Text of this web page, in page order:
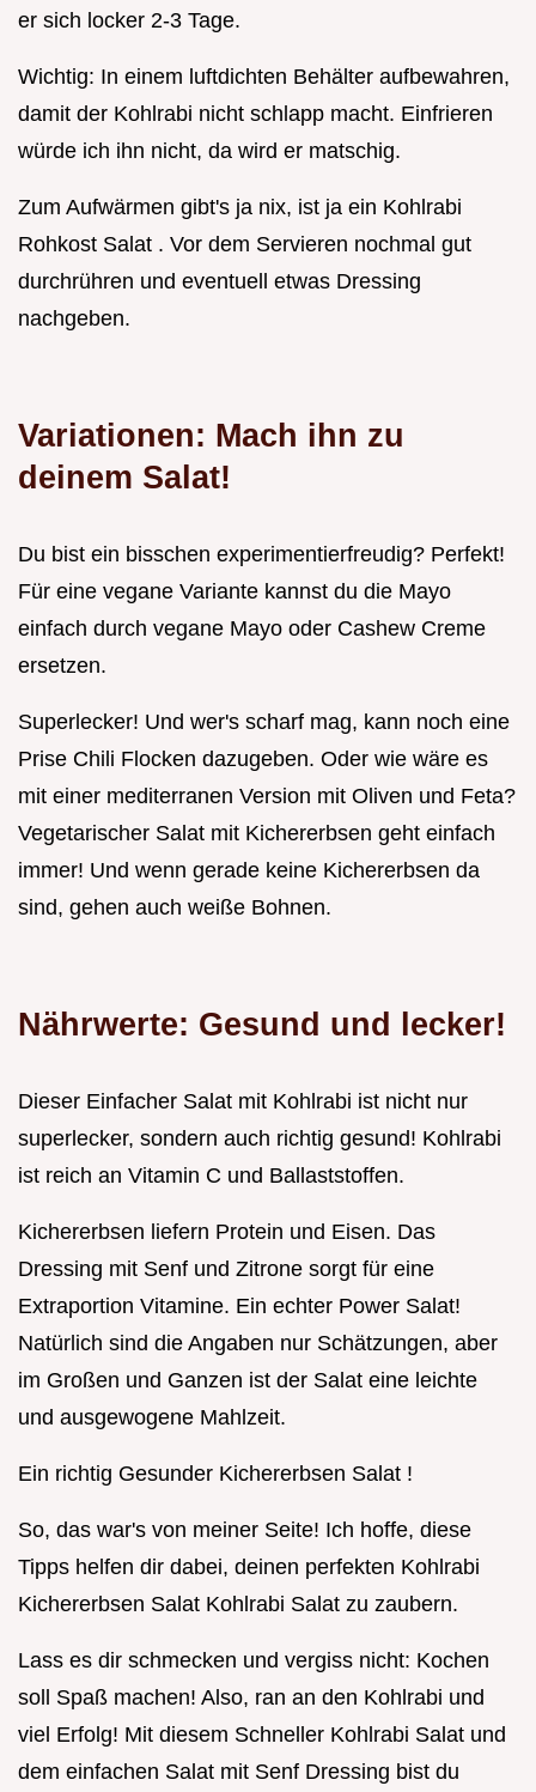
er sich locker 2-3 Tage.
Wichtig: In einem luftdichten Behälter aufbewahren,
damit der Kohlrabi nicht schlapp macht. Einfrieren
würde ich ihn nicht, da wird er matschig.
Zum Aufwärmen gibt's ja nix, ist ja ein Kohlrabi
Rohkost Salat . Vor dem Servieren nochmal gut
durchrühren und eventuell etwas Dressing
nachgeben.
Variationen: Mach ihn zu
deinem Salat!
Du bist ein bisschen experimentierfreudig? Perfekt!
Für eine vegane Variante kannst du die Mayo
einfach durch vegane Mayo oder Cashew Creme
ersetzen.
Superlecker! Und wer's scharf mag, kann noch eine
Prise Chili Flocken dazugeben. Oder wie wäre es
mit einer mediterranen Version mit Oliven und Feta?
Vegetarischer Salat mit Kichererbsen geht einfach
immer! Und wenn gerade keine Kichererbsen da
sind, gehen auch weiße Bohnen.
Nährwerte: Gesund und lecker!
Dieser Einfacher Salat mit Kohlrabi ist nicht nur
superlecker, sondern auch richtig gesund! Kohlrabi
ist reich an Vitamin C und Ballaststoffen.
Kichererbsen liefern Protein und Eisen. Das
Dressing mit Senf und Zitrone sorgt für eine
Extraportion Vitamine. Ein echter Power Salat!
Natürlich sind die Angaben nur Schätzungen, aber
im Großen und Ganzen ist der Salat eine leichte
und ausgewogene Mahlzeit.
Ein richtig Gesunder Kichererbsen Salat !
So, das war's von meiner Seite! Ich hoffe, diese
Tipps helfen dir dabei, deinen perfekten Kohlrabi
Kichererbsen Salat Kohlrabi Salat zu zaubern.
Lass es dir schmecken und vergiss nicht: Kochen
soll Spaß machen! Also, ran an den Kohlrabi und
viel Erfolg! Mit diesem Schneller Kohlrabi Salat und
dem einfachen Salat mit Senf Dressing bist du